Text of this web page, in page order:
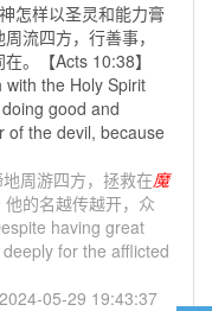
怎样以圣灵和能力膏
流四方，行善事，
。【Acts 10:38】
the Holy Spirit
good and
of the devil, because
周游四方，拯救在魔
的名越传越开，众
having great
for the afflicted
05-29 19:43:37